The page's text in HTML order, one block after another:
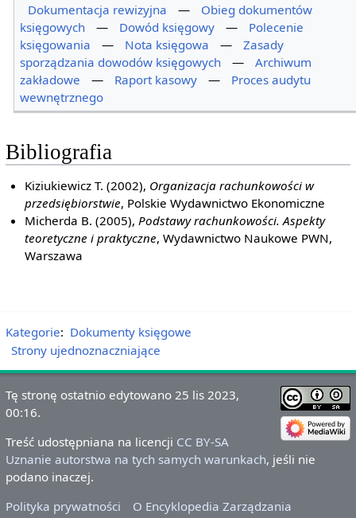
Dokumentacja rewizyjna
—
Obieg dokumentów
księgowych
— Dowód księgowy —
Polecenie
księgowania
— Nota księgowa —
Zasady
sporządzania dowodów księgowych
—
Archiwum
zakładowe
— Raport kasowy —
Proces audytu
wewnętrznego
Bibliografia
Kiziukiewicz T. (2002), Organizacja rachunkowości w
przedsiębiorstwie, Polskie Wydawnictwo Ekonomiczne
Micherda B. (2005), Podstawy rachunkowości. Aspekty
teoretyczne i praktyczne, Wydawnictwo Naukowe PWN,
Warszawa
Kategorie: Dokumenty księgowe
Strony ujednoznaczniające
Tę stronę ostatnio edytowano 25 lis 2023,
00:16.
Treść udostępniana na licencji CC BY-SA
Uznanie autorstwa na tych samych warunkach, jeśli nie
podano inaczej.
Polityka prywatności
O Encyklopedia Zarządzania